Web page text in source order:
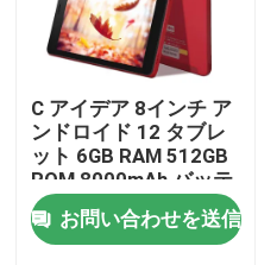
会社案内
お問い合わせ
ニュース
C アイデア 8インチ ア
ンドロイド 12 タブレ
ット 6GB RAM 512GB
ROM 8000mAh バッテ
リー 5+8MP カメラ
CM813 PRO赤
お問い合わせを送信